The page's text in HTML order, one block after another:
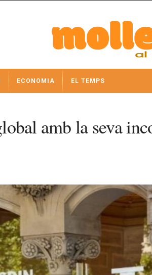
ECONOMIA EL TEMPS
amb la seva